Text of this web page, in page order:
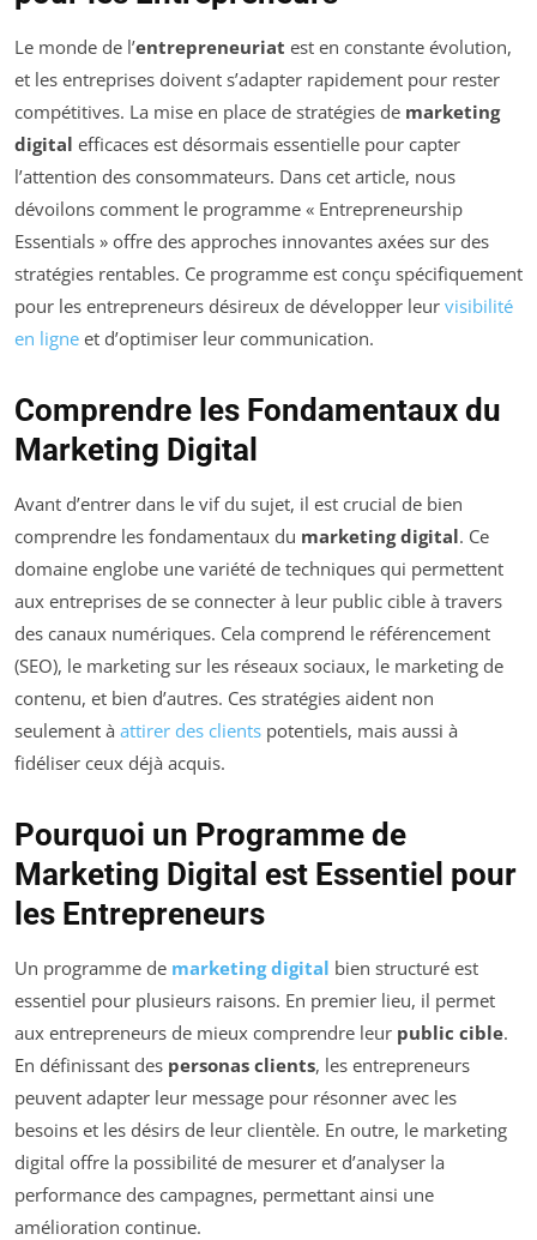
Le monde de l’entrepreneuriat est en constante évolution,
et les entreprises doivent s’adapter rapidement pour rester
compétitives. La mise en place de stratégies de marketing
digital efficaces est désormais essentielle pour capter
l’attention des consommateurs. Dans cet article, nous
dévoilons comment le programme « Entrepreneurship
Essentials » offre des approches innovantes axées sur des
stratégies rentables. Ce programme est conçu spécifiquement
pour les entrepreneurs désireux de développer leur visibilité
en ligne et d’optimiser leur communication.
Comprendre les Fondamentaux du
Marketing Digital
Avant d’entrer dans le vif du sujet, il est crucial de bien
comprendre les fondamentaux du marketing digital. Ce
domaine englobe une variété de techniques qui permettent
aux entreprises de se connecter à leur public cible à travers
des canaux numériques. Cela comprend le référencement
(SEO), le marketing sur les réseaux sociaux, le marketing de
contenu, et bien d’autres. Ces stratégies aident non
seulement à attirer des clients potentiels, mais aussi à
fidéliser ceux déjà acquis.
Pourquoi un Programme de
Marketing Digital est Essentiel pour
les Entrepreneurs
Un programme de marketing digital bien structuré est
essentiel pour plusieurs raisons. En premier lieu, il permet
aux entrepreneurs de mieux comprendre leur public cible.
En définissant des personas clients, les entrepreneurs
peuvent adapter leur message pour résonner avec les
besoins et les désirs de leur clientèle. En outre, le marketing
digital offre la possibilité de mesurer et d’analyser la
performance des campagnes, permettant ainsi une
amélioration continue.